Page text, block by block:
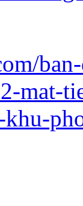
mat-